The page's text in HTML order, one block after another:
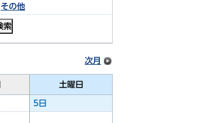
その他
次月
土曜日
5日